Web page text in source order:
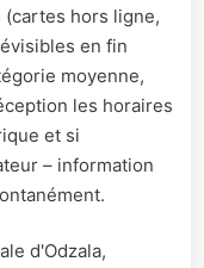
hors ligne,
en fin
moyenne,
les horaires
et si
– information
d'Odzala,